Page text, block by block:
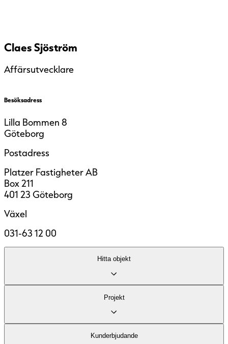
Claes Sjöström
Affärsutvecklare
Besöksadress
Lilla Bommen 8
Göteborg
Postadress
Platzer Fastigheter AB
Box 211
401 23 Göteborg
Växel
031-63 12 00
Hitta objekt
Fastigheter
Projekt
Kund­erbjudande